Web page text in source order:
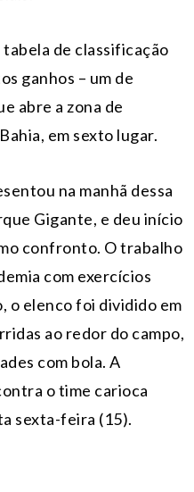
de classificação
ganhos – um de
abre a zona de
em sexto lugar.
na manhã dessa
Gigante, e deu início
confronto. O trabalho
com exercícios
o elenco foi dividido em
ao redor do campo,
com bola. A
o time carioca
sexta-feira (15).